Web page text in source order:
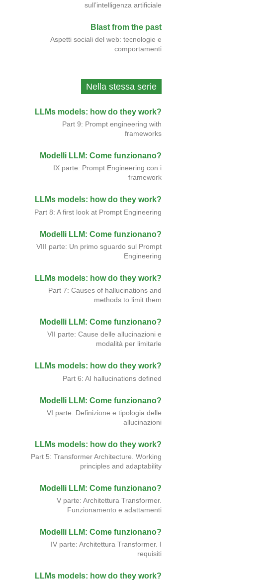
sull’intelligenza artificiale
Blast from the past
Aspetti sociali del web: tecnologie e
comportamenti
Nella stessa serie
LLMs models: how do they work?
Part 9: Prompt engineering with
frameworks
Modelli LLM: Come funzionano?
IX parte: Prompt Engineering con i
framework
LLMs models: how do they work?
Part 8: A first look at Prompt Engineering
Modelli LLM: Come funzionano?
VIII parte: Un primo sguardo sul Prompt
Engineering
LLMs models: how do they work?
Part 7: Causes of hallucinations and
methods to limit them
Modelli LLM: Come funzionano?
VII parte: Cause delle allucinazioni e
modalità per limitarle
LLMs models: how do they work?
Part 6: AI hallucinations defined
Modelli LLM: Come funzionano?
VI parte: Definizione e tipologia delle
allucinazioni
LLMs models: how do they work?
Part 5: Transformer Architecture. Working
principles and adaptability
Modelli LLM: Come funzionano?
V parte: Architettura Transformer.
Funzionamento e adattamenti
Modelli LLM: Come funzionano?
IV parte: Architettura Transformer. I
requisiti
LLMs models: how do they work?